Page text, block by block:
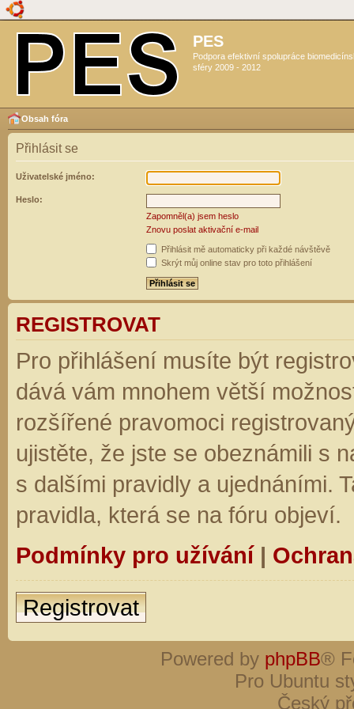
PES
Podpora efektivní spolupráce
sféry 2009 - 2012
Obsah fóra
Přihlásit se
Uživatelské jméno:
Heslo:
Zapomněl(a) jsem heslo
Znovu poslat aktivační e-mail
Přihlásit mě automaticky při každé návštěvě
Skrýt můj online stav pro toto přihlášení
REGISTROVAT
Pro přihlášení musíte být
dává vám mnohem větší
rozšířené pravomoci
ujistěte, že jste se obeznámili s
s dalšími pravidly a ujednáními.
pravidla, která se na fóru objeví.
Podmínky pro užívání|
Registrovat
Powered by phpBB®
Pro Ubuntu
Český